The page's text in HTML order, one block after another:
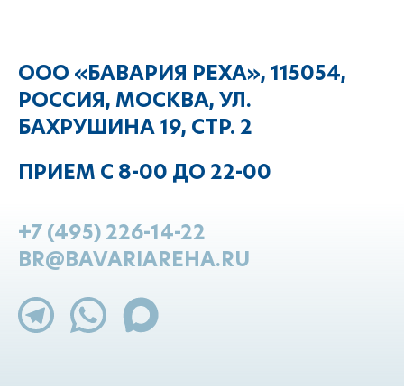
ООО «БАВАРИЯ РЕХА», 115054,
РОССИЯ, МОСКВА, УЛ.
БАХРУШИНА 19, СТР. 2
ПРИЕМ С 8-00 ДО 22-00
+7 (495) 226-14-22
BR@BAVARIAREHA.RU